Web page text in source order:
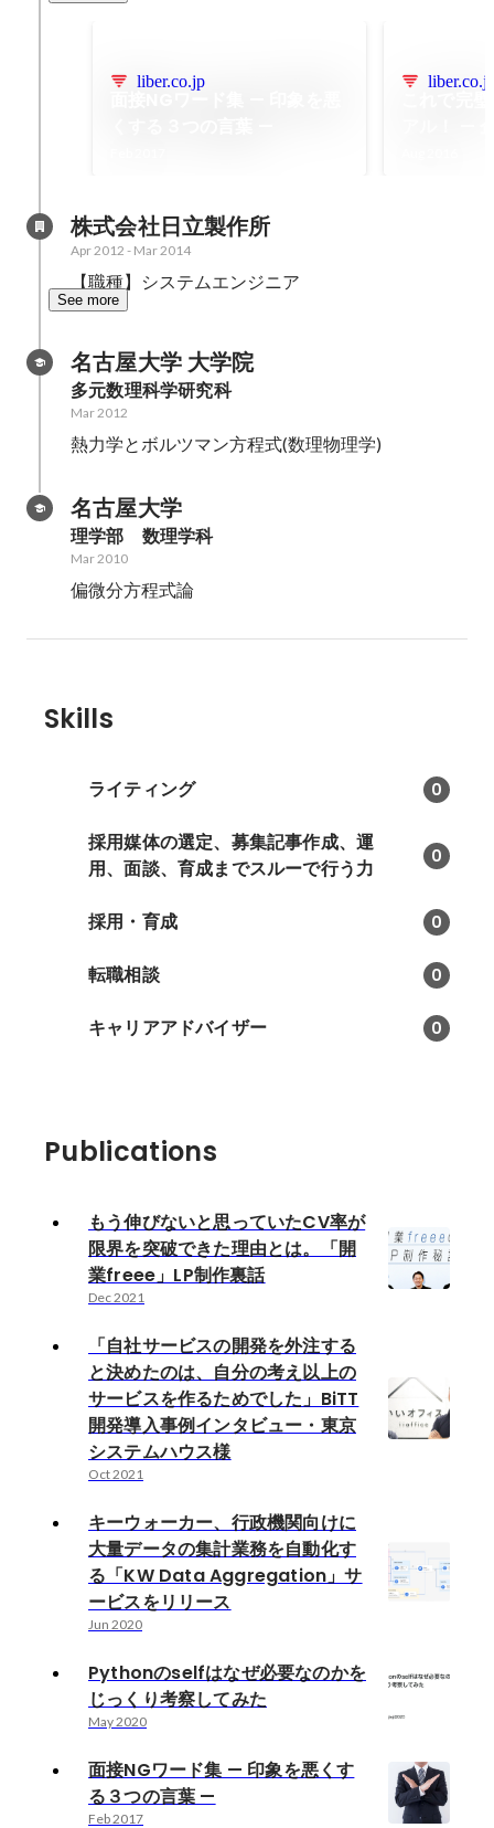
liber.co.jp
株式会社日立製作所
Apr 2012 - Mar 2014
【職種】システムエンジニア
See more
名古屋大学 大学院
多元数理科学研究科
Mar 2012
熱力学とボルツマン方程式(数理物理学)
名古屋大学
理学部　数理学科
Mar 2010
偏微分方程式論
Skills
ライティング 0
採用媒体の選定、募集記事作成、運
用、面談、育成までスルーで行う力
0
採用・育成 0
転職相談 0
キャリアアドバイザー 0
Publications
もう伸びないと思っていたCV率が
限界を突破できた理由とは。「開
業freee」LP制作裏話
Dec 2021
「自社サービスの開発を外注する
と決めたのは、自分の考え以上の
サービスを作るためでした」BiTT
開発導入事例インタビュー・東京
システムハウス様
Oct 2021
キーウォーカー、行政機関向けに
大量データの集計業務を自動化す
る「KW Data Aggregation」サ
ービスをリリース
Jun 2020
Pythonのselfはなぜ必要なのかを
じっくり考察してみた
May 2020
面接NGワード集 — 印象を悪くす
る３つの言葉 —
Feb 2017